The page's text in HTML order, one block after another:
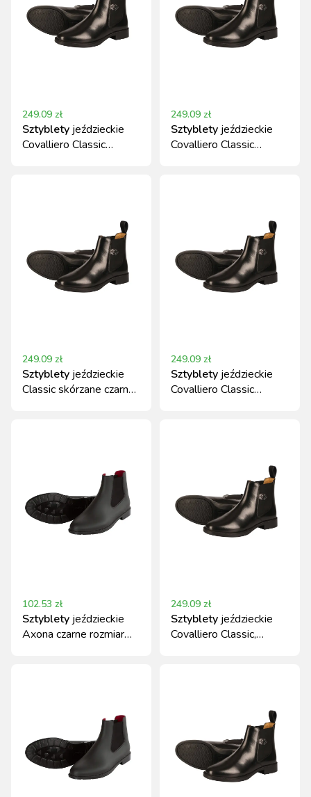
249.09 zł
Sztyblety jeździeckie
Covalliero Classic
249.09 zł
Sztyblety jeździeckie
Covalliero Classic
249.09 zł
Sztyblety jeździeckie
Classic skórzane czarne
249.09 zł
Sztyblety jeździeckie
Covalliero Classic
102.53 zł
Sztyblety jeździeckie
Axona czarne rozmiar
249.09 zł
Sztyblety jeździeckie
Covalliero Classic,